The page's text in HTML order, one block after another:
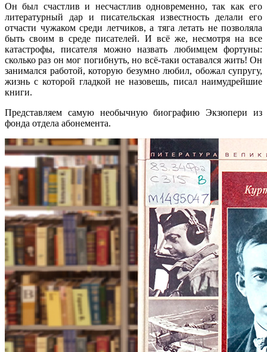
Он был счастлив и несчастлив одновременно, так как его
литературный дар и писательская известность делали его
отчасти чужаком среди летчиков, а тяга летать не позволяла
быть своим в среде писателей. И всё же, несмотря на все
катастрофы, писателя можно назвать любимцем фортуны:
сколько раз он мог погибнуть, но всё-таки оставался жить! Он
занимался работой, которую безумно любил, обожал супругу,
жизнь с которой гладкой не назовешь, писал наимудрейшие
книги.
Представляем самую необычную биографию Экзюпери из
фонда отдела абонемента.